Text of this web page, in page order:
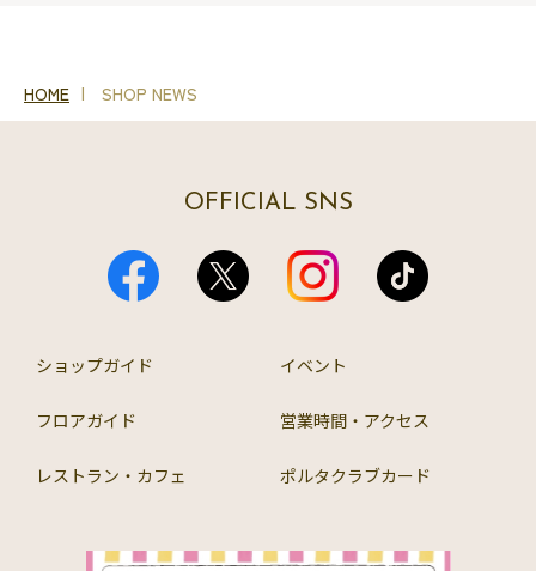
HOME SHOP NEWS
OFFICIAL SNS
ショップガイド イベント
フロアガイド 営業時間・アクセス
レストラン・カフェ ポルタクラブカード